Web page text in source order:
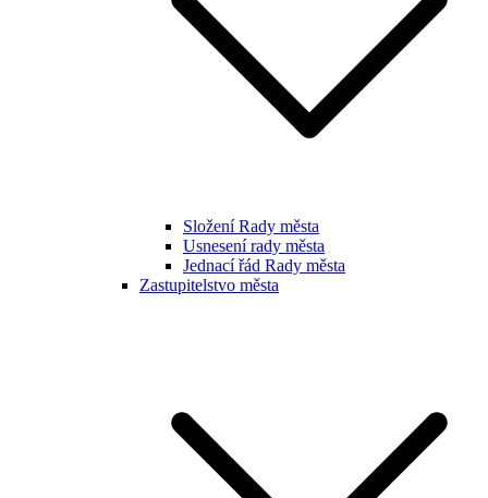
Složení Rady města
Usnesení rady města
Jednací řád Rady města
Zastupitelstvo města